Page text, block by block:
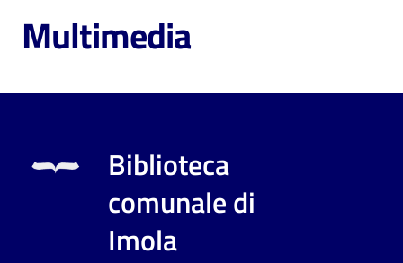
puoi
Multimedia
Biblioteca
comunale di
Imola